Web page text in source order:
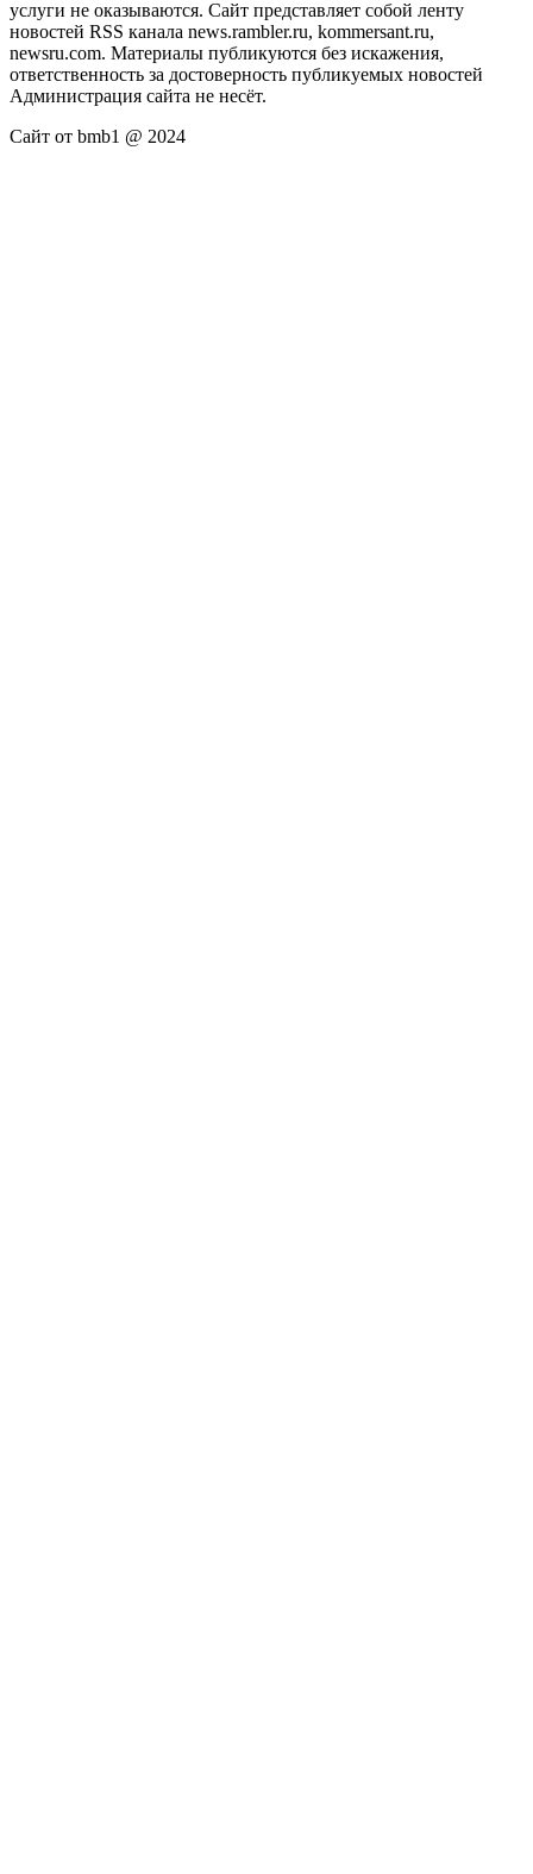
услуги не оказываются. Сайт представляет собой ленту
новостей RSS канала news.rambler.ru, kommersant.ru,
newsru.com. Материалы публикуются без искажения,
ответственность за достоверность публикуемых новостей
Администрация сайта не несёт.
Сайт от bmb1 @ 2024